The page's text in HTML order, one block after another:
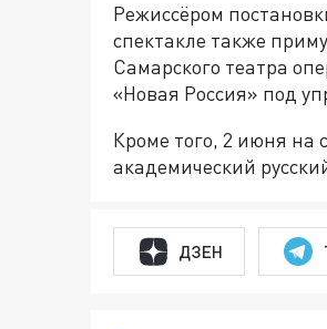
Режиссёром
спектакле также
Самарского театра
«Новая Россия» под
Кроме того, 2 июня на
академический
ДЗЕН